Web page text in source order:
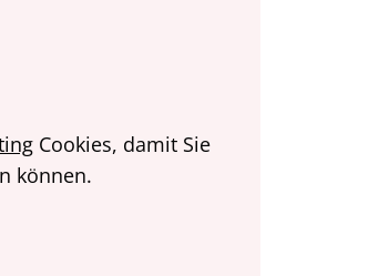
Cookies, damit Sie
können.